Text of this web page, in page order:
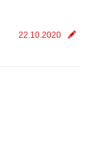
22.10.2020